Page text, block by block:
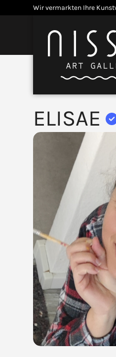
to
Wir vermarkten Ihre
Open
Close
ELISAE